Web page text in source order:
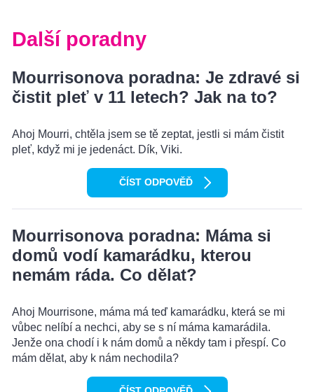
Další poradny
Mourrisonova poradna: Je zdravé si
čistit pleť v 11 letech? Jak na to?
Ahoj Mourri, chtěla jsem se tě zeptat, jestli si mám čistit
pleť, když mi je jedenáct. Dík, Viki.
ČÍST ODPOVĚĎ
Mourrisonova poradna: Máma si
domů vodí kamarádku, kterou
nemám ráda. Co dělat?
Ahoj Mourrisone, máma má teď kamarádku, která se mi
vůbec nelíbí a nechci, aby se s ní máma kamarádila.
Jenže ona chodí i k nám domů a někdy tam i přespí. Co
mám dělat, aby k nám nechodila?